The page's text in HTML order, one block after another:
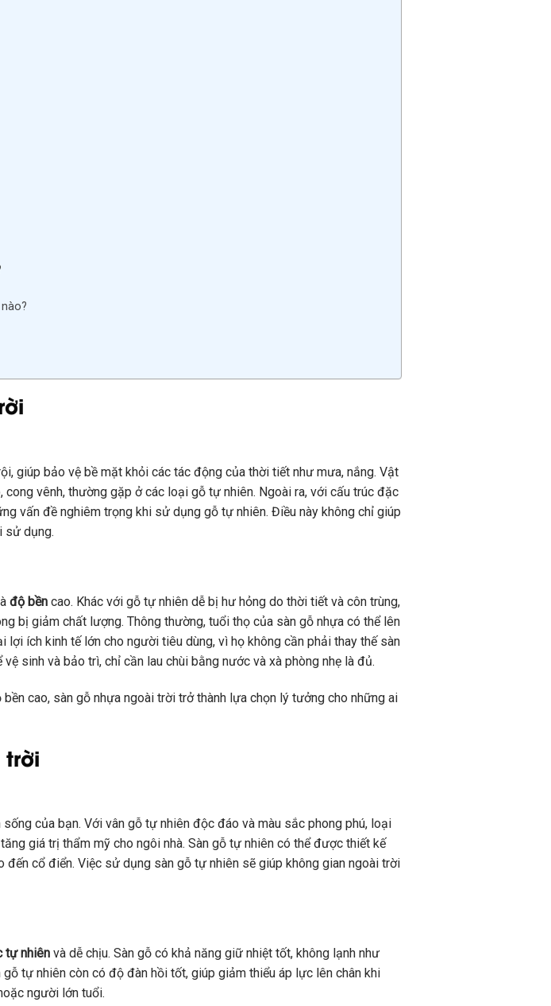
giúp bảo vệ bề mặt khỏi các tác động của thời tiết như mưa, nắng. Vật
vênh, thường gặp ở các loại gỗ tự nhiên. Ngoài ra, với cấu trúc đặc
vấn đề nghiêm trọng khi sử dụng gỗ tự nhiên. Điều này không chỉ giúp
sử dụng.
độ bền cao. Khác với gỗ tự nhiên dễ bị hư hỏng do thời tiết và côn trùng,
bị giảm chất lượng. Thông thường, tuổi thọ của sàn gỗ nhựa có thể lên
ích kinh tế lớn cho người tiêu dùng, vì họ không cần phải thay thế sàn
sinh và bảo trì, chỉ cần lau chùi bằng nước và xà phòng nhẹ là đủ.
cao, sàn gỗ nhựa ngoài trời trở thành lựa chọn lý tưởng cho những ai
sống của bạn. Với vân gỗ tự nhiên độc đáo và màu sắc phong phú, loại
giá trị thẩm mỹ cho ngôi nhà. Sàn gỗ tự nhiên có thể được thiết kế
đến cổ điển. Việc sử dụng sàn gỗ tự nhiên sẽ giúp không gian ngoài trời
tự nhiên và dễ chịu. Sàn gỗ có khả năng giữ nhiệt tốt, không lạnh như
tự nhiên còn có độ đàn hồi tốt, giúp giảm thiểu áp lực lên chân khi
người lớn tuổi.